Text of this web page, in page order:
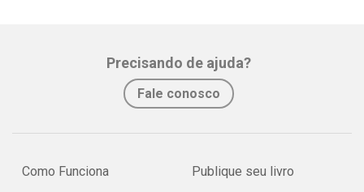
Precisando de ajuda?
Fale conosco
Como Funciona
Publique seu livro